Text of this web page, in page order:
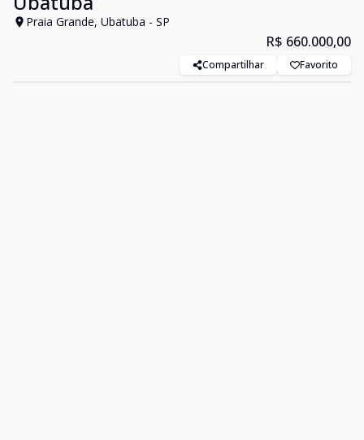
Praia Grande, Ubatuba - SP
R$ 660.000,00
Compartilhar Favorito